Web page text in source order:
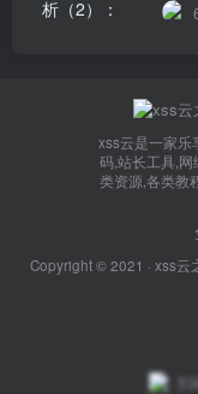
xss云是一家乐
码,站长工具,网
类资源,各类教
Copyright © 2021 · xss云